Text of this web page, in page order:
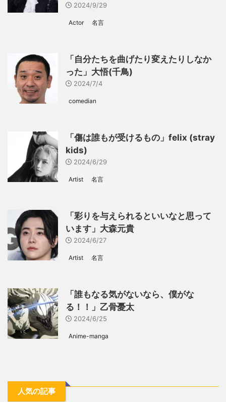
2024/9/29
Actor 名言
「自分たちを曲げたり変えたりしなか
った」大悟(千鳥)
2024/7/4
comedian
「傷は誰もが受けるもの」felix (stray
kids)
2024/6/29
Artist 名言
「彩りを与えられるといいなと思って
います」大森元貴
2024/6/27
Artist 名言
「誰もなる気がないなら、僕がな
る！！」乙骨憂太
2024/6/25
Anime-manga
人気の記事